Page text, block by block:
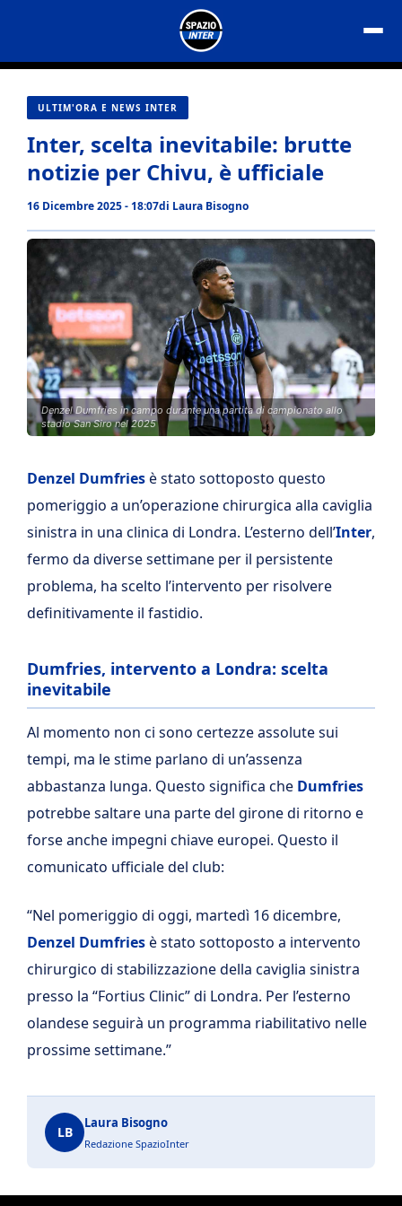
contenuto
ULTIM'ORA E NEWS INTER
Inter, scelta inevitabile: brutte
notizie per Chivu, è ufficiale
16 Dicembre 2025 - 18:07di Laura Bisogno
Denzel Dumfries in campo durante una partita di campionato allo
stadio San Siro nel 2025
Denzel Dumfriesè stato sottoposto questo
pomeriggio a un’operazione chirurgica alla caviglia
sinistra in una clinica di Londra. L’esterno dell’Inter,
fermo da diverse settimane per il persistente
problema, ha scelto l’intervento per risolvere
definitivamente il fastidio.
Dumfries, intervento a Londra: scelta
inevitabile
Al momento non ci sono certezze assolute sui
tempi, ma le stime parlano di un’assenza
abbastanza lunga. Questo significa che Dumfries
potrebbe saltare una parte del girone di ritorno e
forse anche impegni chiave europei. Questo il
comunicato ufficiale del club:
“Nel pomeriggio di oggi, martedì 16 dicembre,
Denzel Dumfriesè stato sottoposto a intervento
chirurgico di stabilizzazione della caviglia sinistra
presso la “Fortius Clinic” di Londra. Per l’esterno
olandese seguirà un programma riabilitativo nelle
prossime settimane.”
LB
Laura Bisogno
Redazione SpazioInter